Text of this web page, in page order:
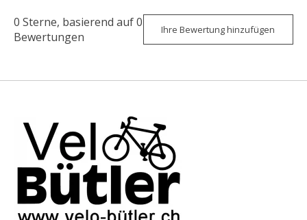
0 Sterne, basierend auf0
Bewertungen
Ihre Bewertung hinzufügen